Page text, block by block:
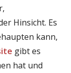
Hinsicht. Es
kann,
gibt es
hat und